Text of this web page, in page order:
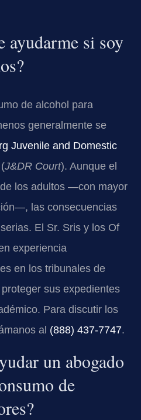
ayudarme si soy
de alcohol para
generalmente se
Juvenile and Domestic
(J&DR Court). Aunque el
los adultos —con mayor
las consecuencias
El Sr. Sris y los Of
experiencia
en los tribunales de
sus expedientes
Para discutir los
al (888) 437‑7747.
un abogado
de